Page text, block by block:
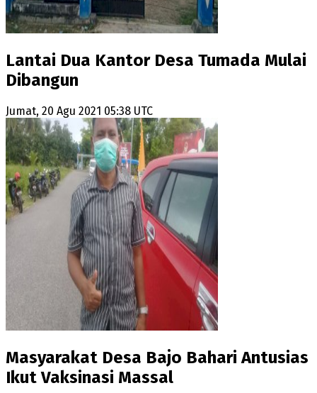
Lantai Dua Kantor Desa Tumada Mulai
Dibangun
Jumat, 20 Agu 2021 05:38 UTC
Masyarakat Desa Bajo Bahari Antusias
Ikut Vaksinasi Massal